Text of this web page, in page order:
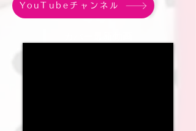
YouTubeチャンネル